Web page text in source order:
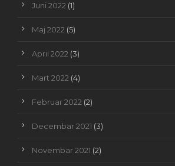
Juni 2022 (1)
Maj 2022 (5)
April 2022 (3)
Mart 2022 (4)
Februar 2022 (2)
Decembar 2021 (3)
Novembar 2021 (2)